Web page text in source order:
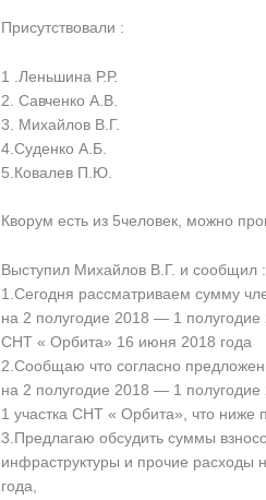
Присутствовали :
1 .Леньшина Р.Р.
2. Савченко А.В.
3. Михайлов В.Г.
4.Суденко А.Б.
5.Ковалев П.Ю.
Кворум есть из 5человек, можно
Выступил Михайлов В.Г. и сообщил :
1.Сегодня рассматриваем сумму
на 2 полугодие 2018 — 1
СНТ « Орбита» 16 июня 2018 года
2.Сообщаю что согласно
на 2 полугодие 2018 — 1 полугодие
1 участка СНТ « Орбита», что
3.Предлагаю обсудить суммы
инфраструктуры и прочие расходы
года,